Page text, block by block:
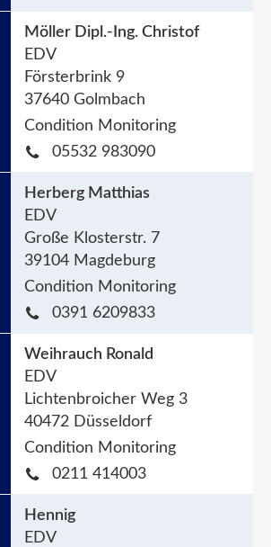
Möller Dipl.-Ing. Christof
EDV
Försterbrink 9
37640 Golmbach
Condition Monitoring
05532 983090
Herberg Matthias
EDV
Große Klosterstr. 7
39104 Magdeburg
Condition Monitoring
0391 6209833
Weihrauch Ronald
EDV
Lichtenbroicher Weg 3
40472 Düsseldorf
Condition Monitoring
0211 414003
Hennig
EDV